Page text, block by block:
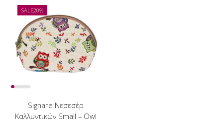
SALE20%
Signare Νεσεσέρ
Καλλυντικών Small – Owl